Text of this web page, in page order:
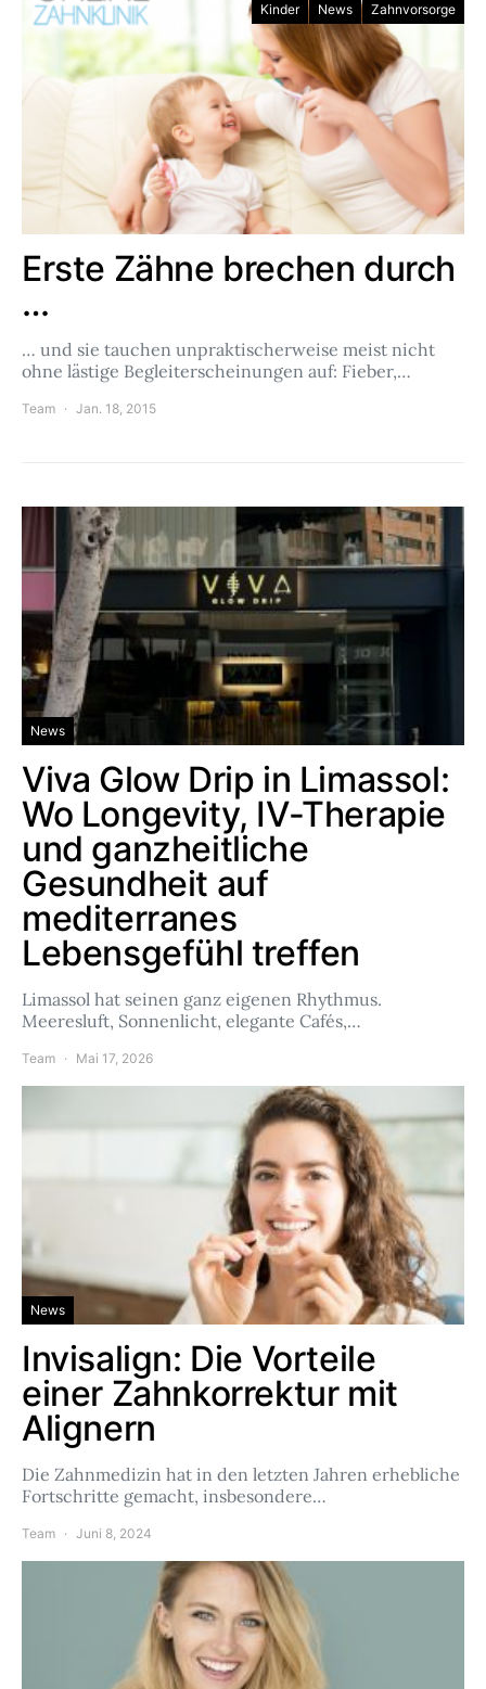
Kinder News Zahnvorsorge
Erste Zähne brechen durch
…
… und sie tauchen unpraktischerweise meist nicht
ohne lästige Begleiterscheinungen auf: Fieber,…
Team Jan. 18, 2015
News
Viva Glow Drip in Limassol:
Wo Longevity, IV-Therapie
und ganzheitliche
Gesundheit auf
mediterranes
Lebensgefühl treffen
Limassol hat seinen ganz eigenen Rhythmus.
Meeresluft, Sonnenlicht, elegante Cafés,…
Team Mai 17, 2026
News
Invisalign: Die Vorteile
einer Zahnkorrektur mit
Alignern
Die Zahnmedizin hat in den letzten Jahren erhebliche
Fortschritte gemacht, insbesondere…
Team Juni 8, 2024